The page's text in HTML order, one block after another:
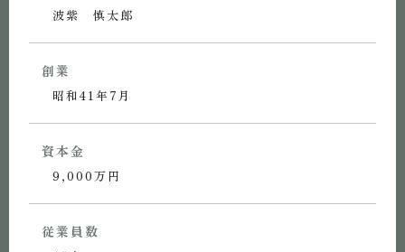
波紫 慎太郎
創業
昭和41年7月
資本金
9,000万円
従業員数